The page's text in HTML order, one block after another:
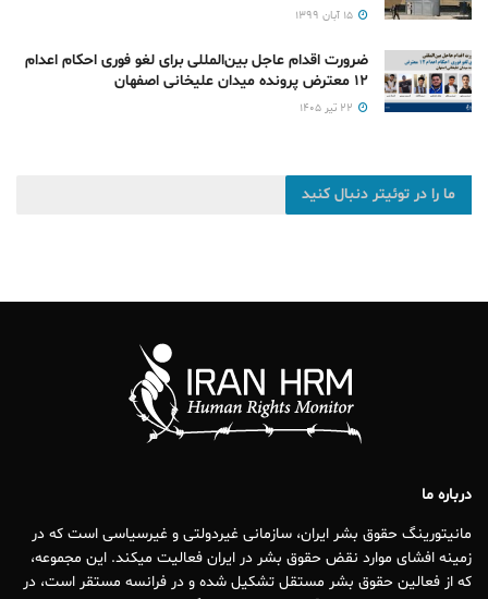
ضرورت اقدام عاجل بین‌المللی برای لغو فوری احکام اعدام
۱۲ معترض پرونده میدان علیخانی اصفهان
ما را در توئیتر دنبال کنید
درباره ما
مانیتورینگ حقوق بشر ایران، سازمانی غیردولتی و غیرسیاسی است که در
زمینه افشای موارد نقض حقوق بشر در ایران فعالیت میکند. این مجموعه،
که از فعالین حقوق بشر مستقل تشکیل شده و در فرانسه مستقر است، در